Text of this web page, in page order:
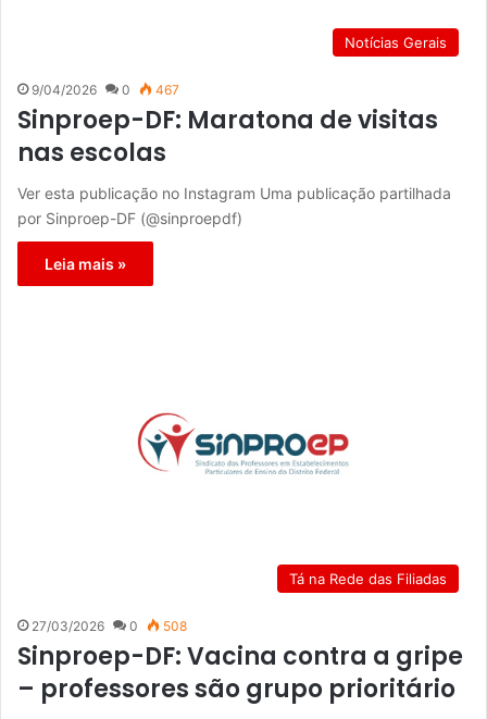
Notícias Gerais
9/04/2026 0 467
Sinproep-DF: Maratona de visitas
nas escolas
Ver esta publicação no Instagram Uma publicação partilhada
por Sinproep-DF (@sinproepdf)
Leia mais »
Tá na Rede das Filiadas
27/03/2026 0 508
Sinproep-DF: Vacina contra a gripe
– professores são grupo prioritário